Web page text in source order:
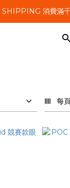
SHIPPING 消費滿千
每